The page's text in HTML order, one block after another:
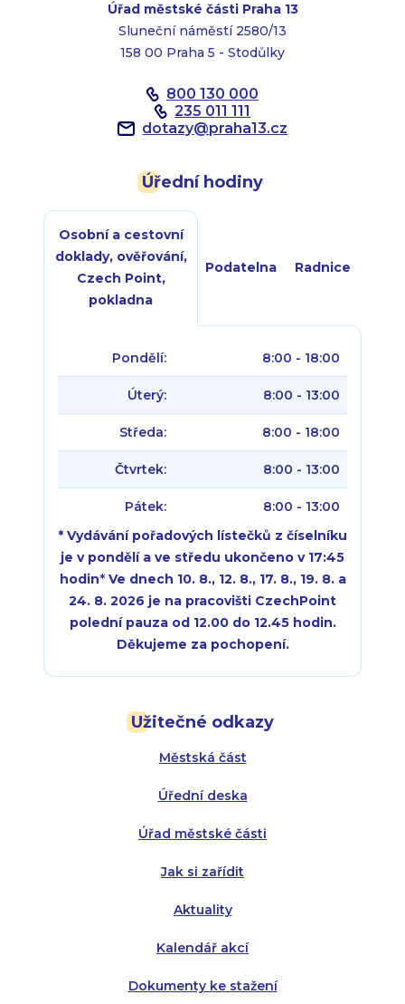
Úřad městské části Praha 13
Sluneční náměstí 2580/13
158 00 Praha 5 - Stodůlky
800 130 000
235 011 111
dotazy@praha13.cz
Užitečné odkazy
Městská část
Úřední deska
Úřad městské části
Jak si zařídit
Aktuality
Kalendář akcí
Dokumenty ke stažení
Úřední hodiny
Osobní a cestovní
doklady, ověřování,
Czech Point,
pokladna
Podatelna Radnice
Pondělí: 8:00 - 18:00
Úterý: 8:00 - 13:00
Středa: 8:00 - 18:00
Čtvrtek: 8:00 - 13:00
Pátek:
8:00 - 13:00
* Vydávání pořadových lístečků z číselníku
je v pondělí a ve středu ukončeno v 17:45
hodin* Ve dnech 10. 8., 12. 8., 17. 8., 19. 8. a
24. 8. 2026 je na pracovišti CzechPoint
polední pauza od 12.00 do 12.45 hodin.
Děkujeme za pochopení.
Úterý:
Čtvrtek:
Pátek:
Úterý:
Čtvrtek: